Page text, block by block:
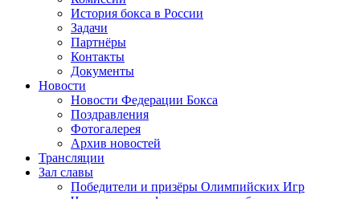
История бокса в России
Задачи
Партнёры
Контакты
Документы
Новости
Новости Федерации Бокса
Поздравления
Фотогалерея
Архив новостей
Трансляции
Зал славы
Победители и призёры Олимпийских Игр